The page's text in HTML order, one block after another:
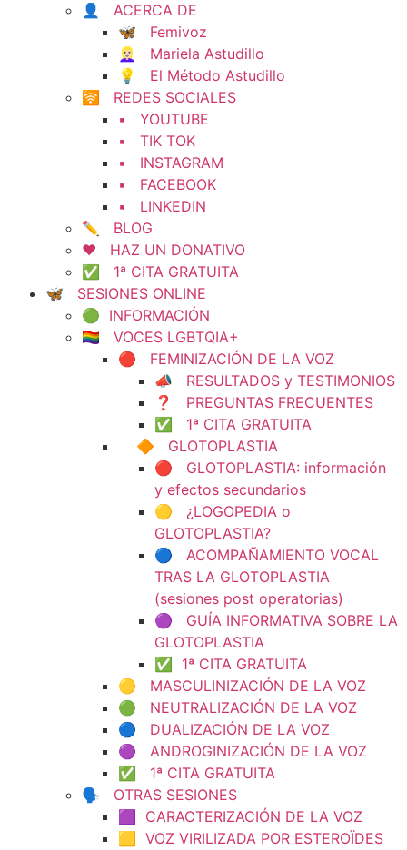
👤 ACERCA DE
🦋 Femivoz
👱🏻‍♀️ Mariela Astudillo
💡 El Método Astudillo
🛜 REDES SOCIALES
▪️ YOUTUBE
▪️ TIK TOK
▪️ INSTAGRAM
▪️ FACEBOOK
▪️ LINKEDIN
✏️ BLOG
❤️ HAZ UN DONATIVO
✅ 1ª CITA GRATUITA
🦋 SESIONES ONLINE
🟢 INFORMACIÓN
🏳️‍🌈 VOCES LGBTQIA+
🔴 FEMINIZACIÓN DE LA VOZ
📣 RESULTADOS y TESTIMONIOS
❓ PREGUNTAS FRECUENTES
✅ 1ª CITA GRATUITA
🔶 GLOTOPLASTIA
🔴 GLOTOPLASTIA: información
y efectos secundarios
🟡 ¿LOGOPEDIA o
GLOTOPLASTIA?
🔵 ACOMPAÑAMIENTO VOCAL
TRAS LA GLOTOPLASTIA
(sesiones post operatorias)
🟣 GUÍA INFORMATIVA SOBRE LA
GLOTOPLASTIA
✅ 1ª CITA GRATUITA
🟡 MASCULINIZACIÓN DE LA VOZ
🟢 NEUTRALIZACIÓN DE LA VOZ
🔵 DUALIZACIÓN DE LA VOZ
🟣 ANDROGINIZACIÓN DE LA VOZ
✅ 1ª CITA GRATUITA
🗣️ OTRAS SESIONES
🟪 CARACTERIZACIÓN DE LA VOZ
🟨 VOZ VIRILIZADA POR ESTEROÏDES